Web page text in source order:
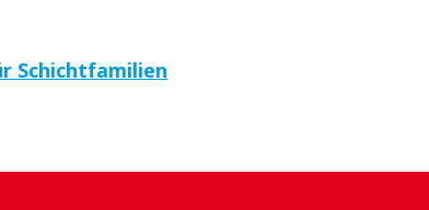
Schichtfamilien